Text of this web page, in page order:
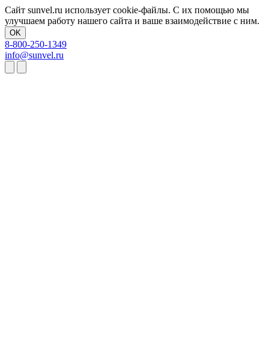
Сайт sunvel.ru использует cookie-файлы. С их помощью мы
улучшаем работу нашего сайта и ваше взаимодействие с ним.
OK
8-800-250-1349
info@sunvel.ru